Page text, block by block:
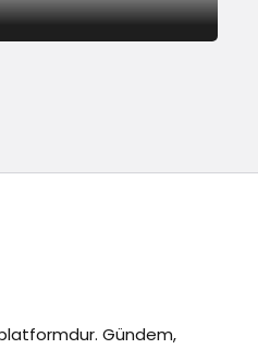
Gündem,